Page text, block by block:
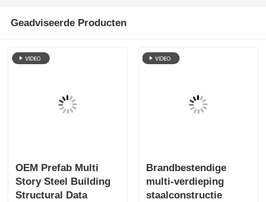
Geadviseerde Producten
OEM Prefab Multi
Story Steel Building
Structural Data
Brandbestendige
multi-verdieping
staalconstructie